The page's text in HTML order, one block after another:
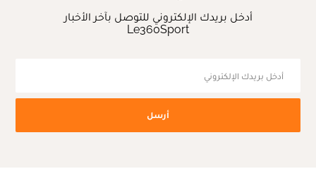
أدخل بريدك الإلكتروني للتوصل بآخر الأخبار
Le360Sport
أرسل